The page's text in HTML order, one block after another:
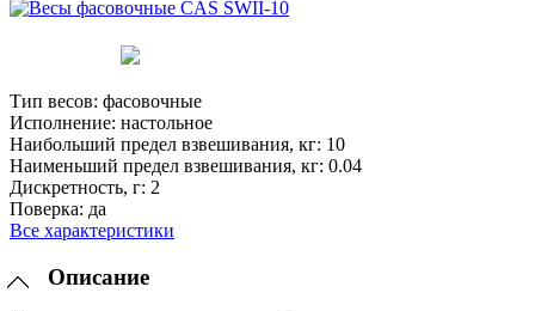
Тип весов: фасовочные
Исполнение: настольное
Наибольший предел взвешивания, кг: 10
Наименьший предел взвешивания, кг: 0.04
Дискретность, г: 2
Поверка: да
Все характеристики
Описание